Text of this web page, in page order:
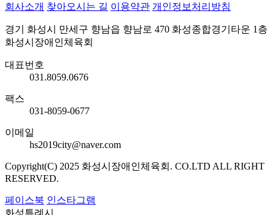
회사소개 찾아오시는 길 이용약관 개인정보처리방침
경기 화성시 만세구 향남읍 향남로 470 화성종합경기타운 1층
화성시장애인체육회
대표번호
031.8059.0676
팩스
031-8059-0677
이메일
hs2019city@naver.com
Copyright(C) 2025 화성시장애인체육회. CO.LTD ALL RIGHT
RESERVED.
페이스북 인스타그램
화성특례시